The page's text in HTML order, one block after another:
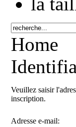
Home
Veuillez saisir
inscription.
Adresse e-mail: